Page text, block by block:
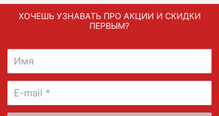
ХОЧЕШЬ УЗНАВАТЬ ПРО АКЦИИ И СКИДКИ
ПЕРВЫМ?